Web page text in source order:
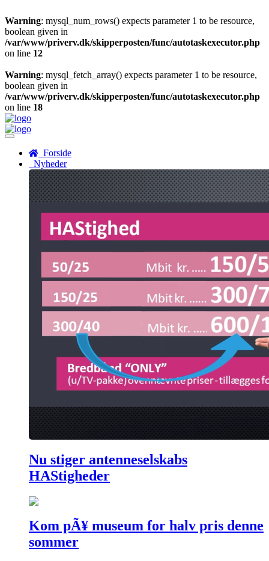
Warning: mysql_num_rows() expects parameter 1 to be resource,
boolean given in
/var/www/priverv.dk/skipperposten/func/autotaskexecutor.php
on line 12
Warning: mysql_fetch_array() expects parameter 1 to be resource,
boolean given in
/var/www/priverv.dk/skipperposten/func/autotaskexecutor.php
on line 18
Menu
Forside
Nyheder
Nu stiger antenneselskabs
HAStigheder
Kom pÃ¥ museum for halv pris denne
sommer